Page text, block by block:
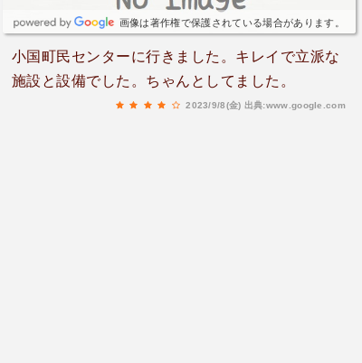
画像は著作権で保護されている場合があります。
小国町民センターに行きました。キレイで立派な
施設と設備でした。ちゃんとしてました。
2023/9/8(金) 出典:www.google.com